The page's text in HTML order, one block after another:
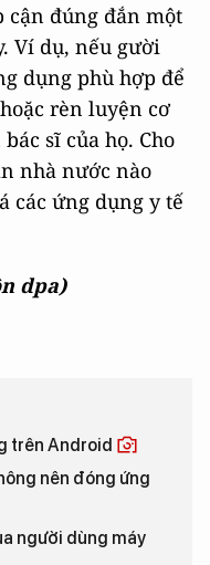
cận đúng đắn một
Ví dụ, nếu gười
dụng phù hợp để
rèn luyện cơ
sĩ của họ. Cho
nhà nước nào
các ứng dụng y tế
dpa)
trên Android
nên đóng ứng
người dùng máy